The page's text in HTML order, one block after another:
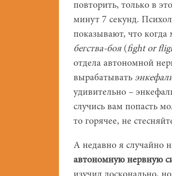
повторить, только в
минут 7 секунд.
показывают, что когда
бегства-боя(fight or
отдела автономной
вырабатывать
удивительно –
случись вам попасть
то горячее, не
А недавно я случайно
автономную нервную